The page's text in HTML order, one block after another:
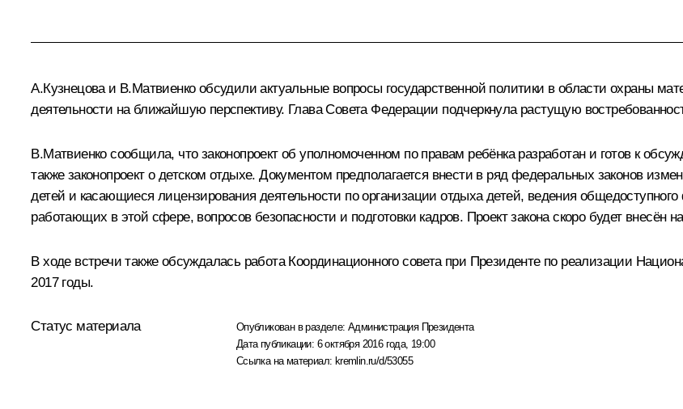
А.Кузнецоваи В.Матвиенкообсудили актуальные вопросы государственной политики в области охраны
деятельности на ближайшую перспективу. Глава Совета Федерации подчеркнула растущую
В.Матвиенко сообщила, что законопроект об уполномоченном по правам ребёнка разработан и готов к
также законопроект о детском отдыхе. Документом предполагается внести в ряд федеральных законов
детей и касающиеся лицензирования деятельности по организации отдыха детей, ведения
работающих в этой сфере, вопросов безопасности и подготовки кадров. Проект закона скоро будет внесён
В ходе встречи также обсуждалась работа Координационного совета при Президенте по реализации
2017 годы.
Статус материала Опубликован в разделе:Администрация Президента
Дата публикации: 6 октября 2016 года, 19:00
Ссылка на материал: kremlin.ru/d/53055